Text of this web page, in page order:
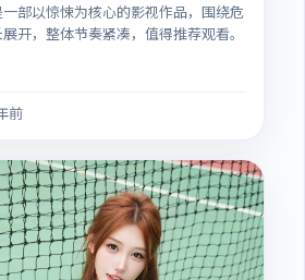
部以惊悚为核心的影视作品，围绕危
开，整体节奏紧凑，值得推荐观看。
前